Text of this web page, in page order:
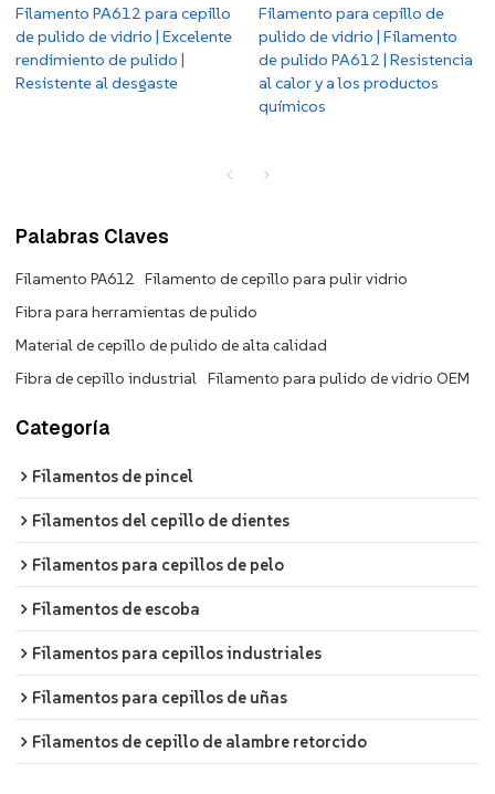
Filamento PA612 para cepillo
de pulido de vidrio | Excelente
rendimiento de pulido |
Resistente al desgaste
Filamento para cepillo de
pulido de vidrio | Filamento
de pulido PA612 | Resistencia
al calor y a los productos
químicos
Palabras Claves
Filamento PA612 Filamento de cepillo para pulir vidrio
Fibra para herramientas de pulido
Material de cepillo de pulido de alta calidad
Fibra de cepillo industrial Filamento para pulido de vidrio OEM
Categoría
Filamentos de pincel
Filamentos del cepillo de dientes
Filamentos para cepillos de pelo
Filamentos de escoba
Filamentos para cepillos industriales
Filamentos para cepillos de uñas
Filamentos de cepillo de alambre retorcido